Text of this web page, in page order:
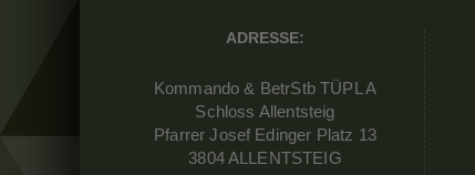
ADRESSE:
Kommando & BetrStb TÜPL A
Schloss Allentsteig
Pfarrer Josef Edinger Platz 13
3804 ALLENTSTEIG